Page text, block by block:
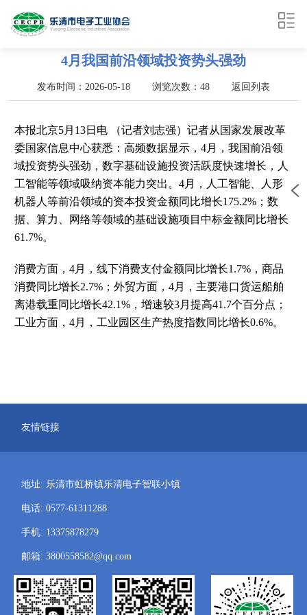
4月我国前沿领域投资势头强劲
发布时间：2026-05-18 浏览次数：48 返回列表
本报北京5月 13日电
（记者刘志强）记者从国家发展改革
委国家信息中心获悉：高频数据显示，4月，我国前沿领
域投资势头强劲，数字基础设施投资活跃度快速增长，人
工智能等领域吸纳资本能力突出。4月，人工智能、人形
机器人等前沿领域的资本投资金额同比增长175.2% ；数
据、算力、网络等领域的基础设施项目中标金额同比增长
61.7%。
消费方面，4月，线下消费支付金额同比增长1.7% ，商品
消费同比增长2.7% ；外贸方面，4月，主要港口货运船舶
离港载重同比增长42.1% ，增速较3月提高41.7个百分点；
工业方面，4月，工业园区生产热度指数同比增长0.6%。
友情链接
地址: 乐清市虹桥镇乐清电子智联小镇
电话: 0577-61311288
手机: 13375878279
邮箱: 3800558582@qq.com